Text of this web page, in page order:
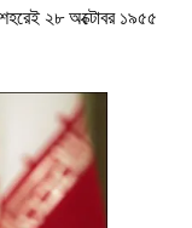
২৮ অক্টোবর ১৯৫৫